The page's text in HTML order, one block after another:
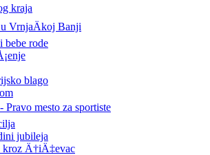
kraja
VrnjaÄkoj Banji
bebe rode
blago
Pravo mesto za sportiste
jubileja
kroz Ä†iÄ‡evac